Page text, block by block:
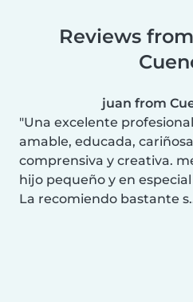
Reviews
juan from
Una excelente
amable, educada,
comprensiva y creativa.
hijo pequeño y en
La recomiendo bastante